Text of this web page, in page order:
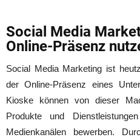
Social Media
Online-Präsenz
Social Media Marketing ist
der Online-Präsenz eines
Kioske können von dieser
Produkte und
Medienkanälen bewerben.